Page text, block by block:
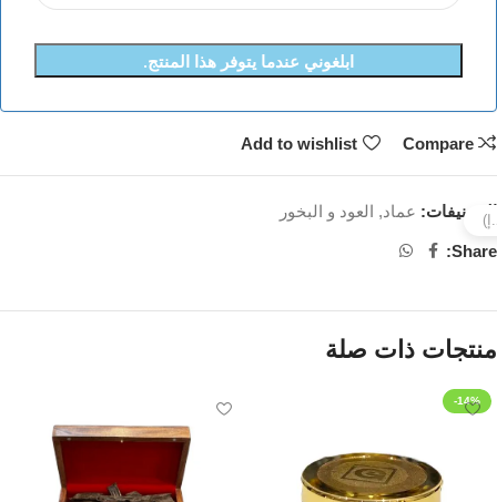
ابلغوني عندما يتوفر هذا المنتج.
Compare
Add to wishlist
التصنيفات: عماد, العود و البخور
Share:
منتجات ذات صلة
-14%